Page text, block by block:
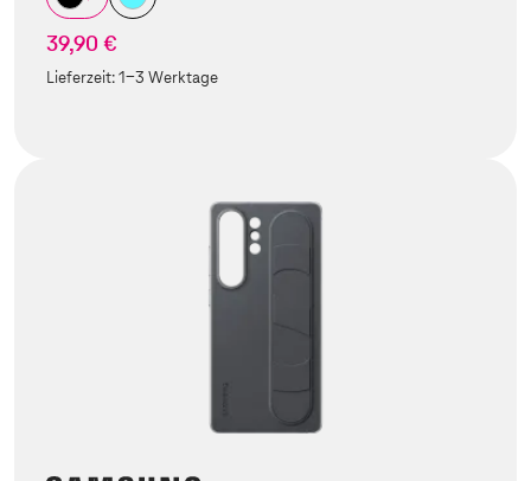
39,90 €
Lieferzeit:1-3 Werktage